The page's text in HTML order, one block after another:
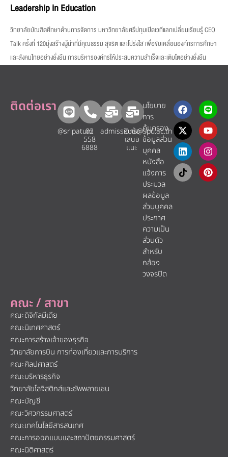
Leadership in Education
วิทยาลัยบัณฑิตศึกษาด้านการจัดการ มหาวิทยาลัยศรีปทุมเปิดเวทีแลกเปลี่ยนเรียนรู้ CEO
Talk ครั้งที่ 120มุ่งสร้างผู้นำที่มีคุณธรรม สุจริต และโปร่งใส เพื่อขับเคลื่อนองค์กรการศึกษา
และสังคมไทยอย่างยั่งยืน การบริหารองค์กรให้ประสบความสำเร็จและเติบโตอย่างยั่งยืน
คณะ / สาขา
คณะดิจิทัลมีเดีย
คณะนิเทศศาสตร์
คณะการสร้างเจ้าของธุรกิจ
วิทยาลัยการบิน การท่องเที่ยวและการบริการ
คณะศิลปศาสตร์
คณะบริหารธุรกิจ
วิทยาลัยโลจิสติกส์และซัพพลายเชน
คณะบัญชี
คณะวิศวกรรมศาสตร์
คณะเทคโนโลยีสารสนเทศ
คณะการออกแบบและสถาปัตยกรรมศาสตร์
คณะนิติศาสตร์
ติดต่อเรา
@sripatum
02
558
6888
admissions@spu.ac.th
รับข้อ
เสนอ
แนะ​
นโยบาย
การ
คุ้มครอง
ข้อมูลส่วน
บุคคล
หนังสือ
แจ้งการ
ประมวล
ผลข้อมูล
ส่วนบุคคล
ประกาศ
ความเป็น
ส่วนตัว
สำหรับ
กล้อง
วงจรปิด